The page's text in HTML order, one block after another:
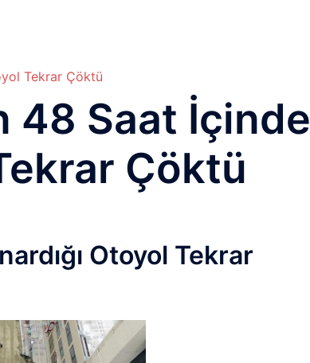
Tekrar Çöktü
48 Saat İçinde
Çöktü
Otoyol Tekrar